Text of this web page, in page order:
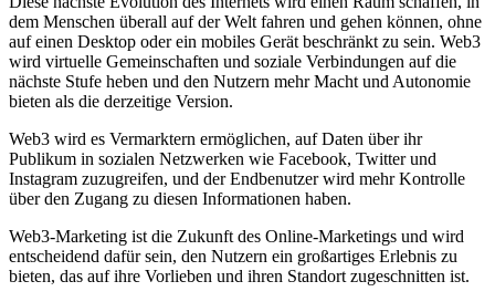
dem Menschen überall auf der Welt fahren und gehen können, ohne
auf einen Desktop oder ein mobiles Gerät beschränkt zu sein. Web3
wird virtuelle Gemeinschaften und soziale Verbindungen auf die
nächste Stufe heben und den Nutzern mehr Macht und Autonomie
bieten als die derzeitige Version.
Web3 wird es Vermarktern ermöglichen, auf Daten über ihr
Publikum in sozialen Netzwerken wie Facebook, Twitter und
Instagram zuzugreifen, und der Endbenutzer wird mehr Kontrolle
über den Zugang zu diesen Informationen haben.
Web3-Marketing ist die Zukunft des Online-Marketings und wird
entscheidend dafür sein, den Nutzern ein großartiges Erlebnis zu
bieten, das auf ihre Vorlieben und ihren Standort zugeschnitten ist.